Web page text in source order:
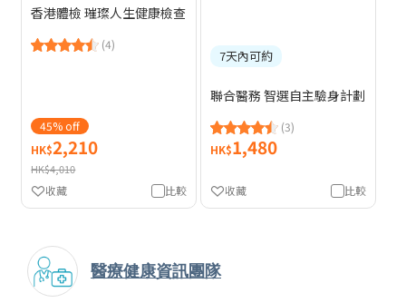
香港體檢 璀璨人生健康檢查
(4)
45% off
HK$2,210
HK$4,010
比較
收藏
7天內可約
聯合醫務 智選自主驗身計劃
(3)
HK$1,480
比較
收藏
醫療健康資訊團隊